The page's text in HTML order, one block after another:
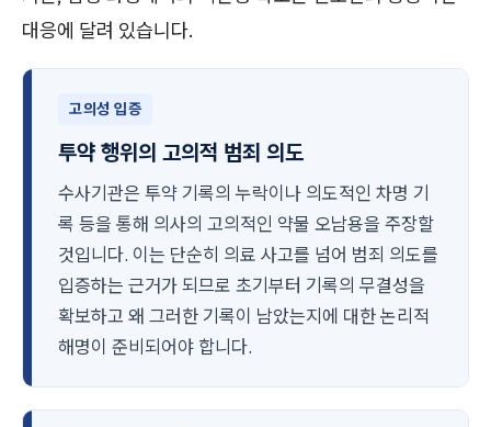
대응에 달려 있습니다.
고의성 입증
투약 행위의 고의적 범죄 의도
수사기관은 투약 기록의 누락이나 의도적인 차명 기
록 등을 통해 의사의 고의적인 약물 오남용을 주장할
것입니다. 이는 단순히 의료 사고를 넘어 범죄 의도를
입증하는 근거가 되므로 초기부터 기록의 무결성을
확보하고 왜 그러한 기록이 남았는지에 대한 논리적
해명이 준비되어야 합니다.